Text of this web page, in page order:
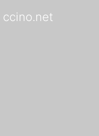
ccino.net